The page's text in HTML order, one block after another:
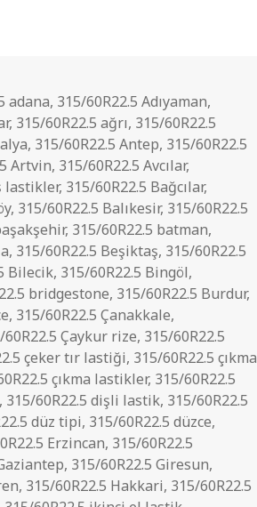
adana, 315/60R22.5 Adıyaman,
, 315/60R22.5 ağrı, 315/60R22.5
, 315/60R22.5 Antep, 315/60R22.5
Artvin, 315/60R22.5 Avcılar,
lastikler, 315/60R22.5 Bağcılar,
, 315/60R22.5 Balıkesir, 315/60R22.5
, 315/60R22.5 batman,
, 315/60R22.5 Beşiktaş, 315/60R22.5
Bilecik, 315/60R22.5 Bingöl,
bridgestone, 315/60R22.5 Burdur,
, 315/60R22.5 Çanakkale,
60R22.5 Çaykur rize, 315/60R22.5
çeker tır lastiği, 315/60R22.5 çıkma
çıkma lastikler, 315/60R22.5
, 315/60R22.5 dişli lastik, 315/60R22.5
düz tipi, 315/60R22.5 düzce,
Erzincan, 315/60R22.5
, 315/60R22.5 Giresun,
, 315/60R22.5 Hakkari, 315/60R22.5